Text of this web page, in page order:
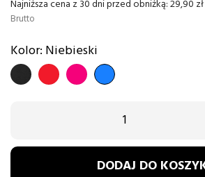
Najniższa cena z 30 dni przed obniżką:29,90 zł
Brutto
Kolor: Niebieski
CZARNYCZERWONY
fuksja Niebieski
DODAJ DO